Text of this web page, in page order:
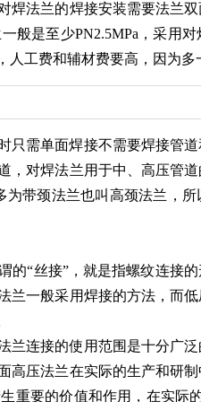
法兰的焊接安装需要法兰
般是至少PN2.5MPa，采用
人工费和辅材费要高，因为多
只需单面焊接不需要焊接管
，对焊法兰用于中、高压管
带颈法兰也叫高颈法兰，
“丝接”，就是指螺纹连接的
兰一般采用焊接的方法，而
兰连接的使用范围是十分广
高压法兰在实际的生产和研
重要的价值和作用，在实际